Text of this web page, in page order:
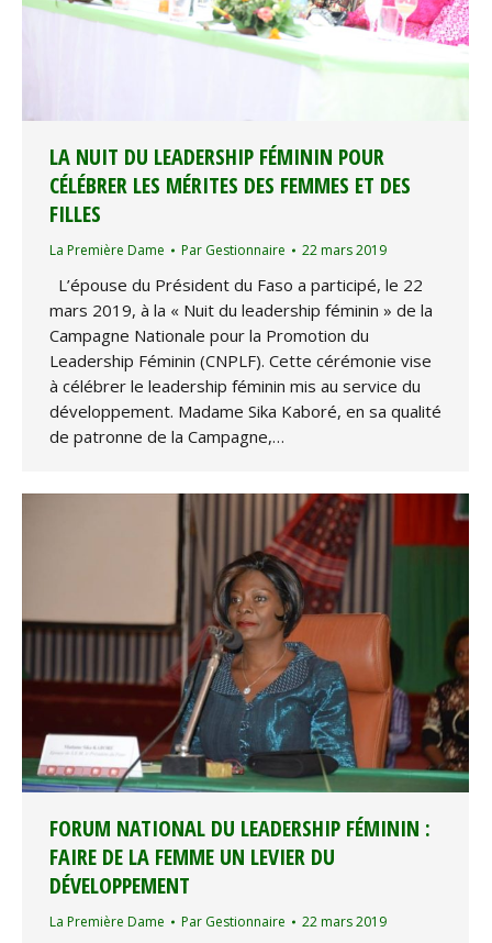
LA NUIT DU LEADERSHIP FÉMININ POUR
CÉLÉBRER LES MÉRITES DES FEMMES ET DES
FILLES
La Première Dame Par Gestionnaire 22 mars 2019
L’épouse du Président du Faso a participé, le 22
mars 2019, à la « Nuit du leadership féminin » de la
Campagne Nationale pour la Promotion du
Leadership Féminin (CNPLF). Cette cérémonie vise
à célébrer le leadership féminin mis au service du
développement. Madame Sika Kaboré, en sa qualité
de patronne de la Campagne,…
FORUM NATIONAL DU LEADERSHIP FÉMININ :
FAIRE DE LA FEMME UN LEVIER DU
DÉVELOPPEMENT
La Première Dame Par Gestionnaire 22 mars 2019